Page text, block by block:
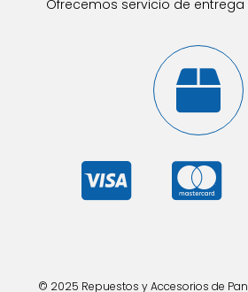
Ofrecemos servicio de
© 2025 Repuestos y Accesorios de